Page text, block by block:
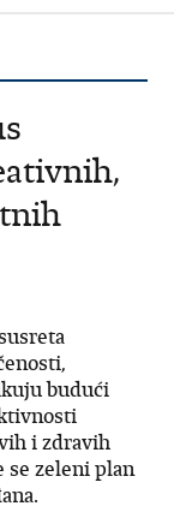
budući
i zdravih
se zeleni plan